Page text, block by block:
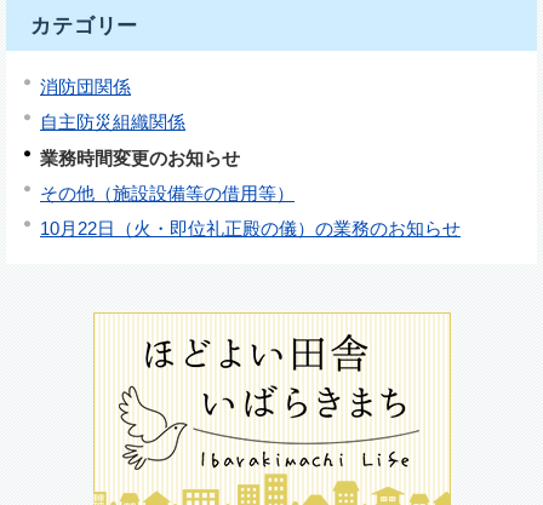
カテゴリー
消防団関係
自主防災組織関係
業務時間変更のお知らせ
その他（施設設備等の借用等）
10月22日（火・即位礼正殿の儀）の業務のお知らせ